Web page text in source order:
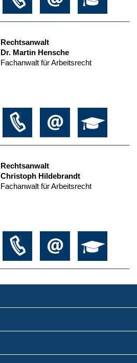
Rechtsanwalt
Dr. Martin Hensche
Fachanwalt für Arbeitsrecht
Rechtsanwalt
Christoph Hildebrandt
Fachanwalt für Arbeitsrecht